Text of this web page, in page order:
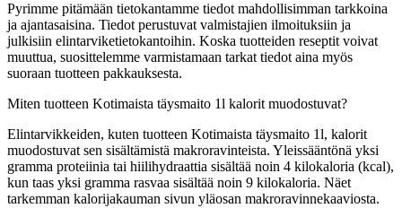
Pyrimme pitämään tietokantamme tiedot mahdollisimman tarkkoina
ja ajantasaisina. Tiedot perustuvat valmistajien ilmoituksiin ja
julkisiin elintarviketietokantoihin. Koska tuotteiden reseptit voivat
muuttua, suosittelemme varmistamaan tarkat tiedot aina myös
suoraan tuotteen pakkauksesta.
Miten tuotteen Kotimaista täysmaito 1l kalorit muodostuvat?
Elintarvikkeiden, kuten tuotteen Kotimaista täysmaito 1l, kalorit
muodostuvat sen sisältämistä makroravinteista. Yleissääntönä yksi
gramma proteiinia tai hiilihydraattia sisältää noin 4 kilokaloria (kcal),
kun taas yksi gramma rasvaa sisältää noin 9 kilokaloria. Näet
tarkemman kalorijakauman sivun yläosan makroravinnekaaviosta.